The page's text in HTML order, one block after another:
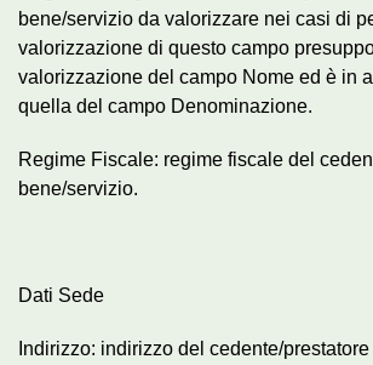
bene/servizio da valorizzare nei casi di
valorizzazione di questo campo
valorizzazione del campo Nome ed è in
quella del campo Denominazione.
Regime Fiscale: regime fiscale del
bene/servizio.
Dati Sede
Indirizzo: indirizzo del cedente/prestatore